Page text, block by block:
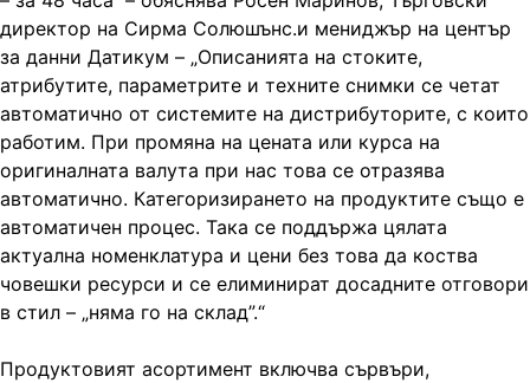
директор на Сирма Солюшънс.и мениджър на център
за данни Датикум – „Описанията на стоките,
атрибутите, параметрите и техните снимки се четат
автоматично от системите на дистрибуторите, с които
работим. При промяна на цената или курса на
оригиналната валута при нас това се отразява
автоматично. Категоризирането на продуктите също е
автоматичен процес. Така се поддържа цялата
актуална номенклатура и цени без това да коства
човешки ресурси и се елиминират досадните отговори
в стил – „няма го на склад”.“
Продуктовият асортимент включва сървъри,